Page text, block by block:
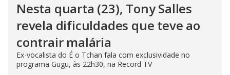
Nesta quarta (23), Tony Salles
revela dificuldades que teve ao
contrair malária
Ex-vocalista do É o Tchan fala com exclusividade no
programa Gugu, às 22h30, na Record TV